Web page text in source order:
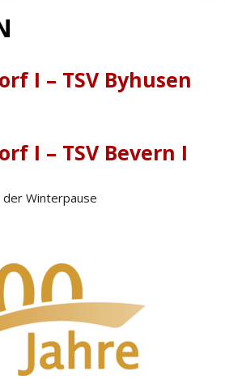
I – TSV Byhusen
I – TSV Bevern I
der Winterpause